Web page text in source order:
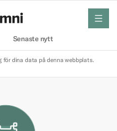
Senaste nytt
meny
för dina data på denna webbplats.